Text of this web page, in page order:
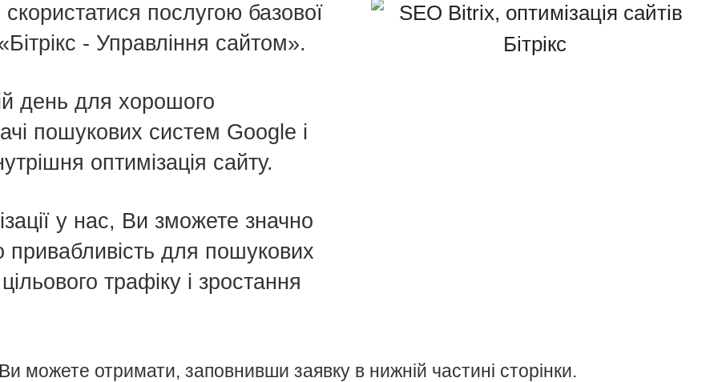
послугою базової
- Управління сайтом».
день для хорошого
пошукових систем Google і
оптимізація сайту.
у нас, Ви зможете значно
привабливість для пошукових
трафіку і зростання
можете отримати, заповнивши заявку в нижній частині сторінки.